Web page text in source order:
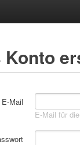
Konto
E-Mail
E-Mail für